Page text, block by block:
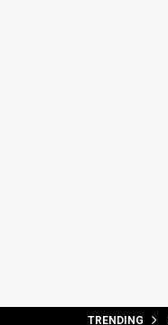
TRENDING